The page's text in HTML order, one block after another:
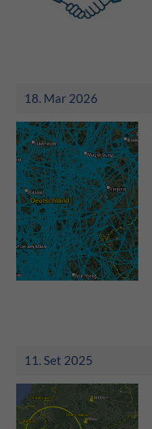
Cybersteel Inc.
Have any
+44 1234 567 890
Drop us a line
About us
Lorem ipsum dolor sit
Aenean commodo
18. Mar 2026
11. Set 2025